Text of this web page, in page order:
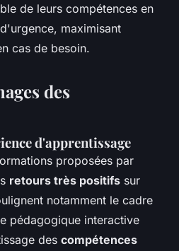
de leurs compétences en
maximisant
cas de besoin.
des
d'apprentissage
proposées par
retours très positifs sur
notamment le cadre
pédagogique interactive
des compétences